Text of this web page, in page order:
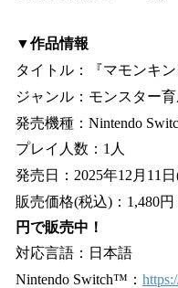
▼作品情報
タイトル：『マモンキン
ジャンル：モンスター
発売機種：Nintendo
プレイ人数：1人
発売日：2025年12月11
販売価格(税込)：1,480円
円で販売中！
対応言語：日本語
Nintendo Switch™：